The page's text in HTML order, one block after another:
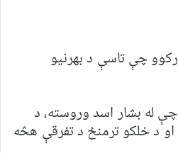
چې تاسې د بهرنیو
له بشار اسد وروسته، د
د خلکو ترمنځ د تفرقې هڅه